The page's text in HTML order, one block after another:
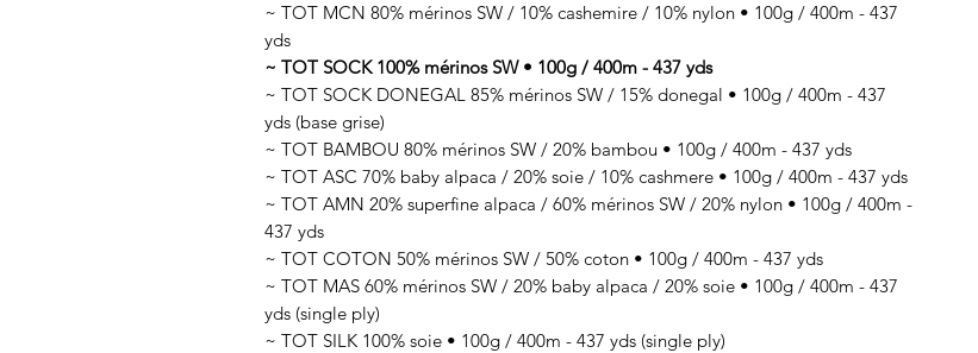
~ TOT MCN 80% mérinos SW / 10% cashemire / 10% nylon • 100g / 400m - 437
yds
~ TOT SOCK 100% mérinos SW • 100g / 400m - 437 yds
~ TOT SOCK DONEGAL 85% mérinos SW / 15% donegal • 100g / 400m - 437
yds (base grise)
~ TOT BAMBOU 80% mérinos SW / 20% bambou • 100g / 400m - 437 yds
~ TOT ASC 70% baby alpaca / 20% soie / 10% cashmere • 100g / 400m - 437 yds
~ TOT AMN 20% superfine alpaca / 60% mérinos SW / 20% nylon • 100g / 400m -
437 yds
~ TOT COTON 50% mérinos SW / 50% coton • 100g / 400m - 437 yds
~ TOT MAS 60% mérinos SW / 20% baby alpaca / 20% soie • 100g / 400m - 437
yds (single ply)
~ TOT SILK 100% soie • 100g / 400m - 437 yds (single ply)